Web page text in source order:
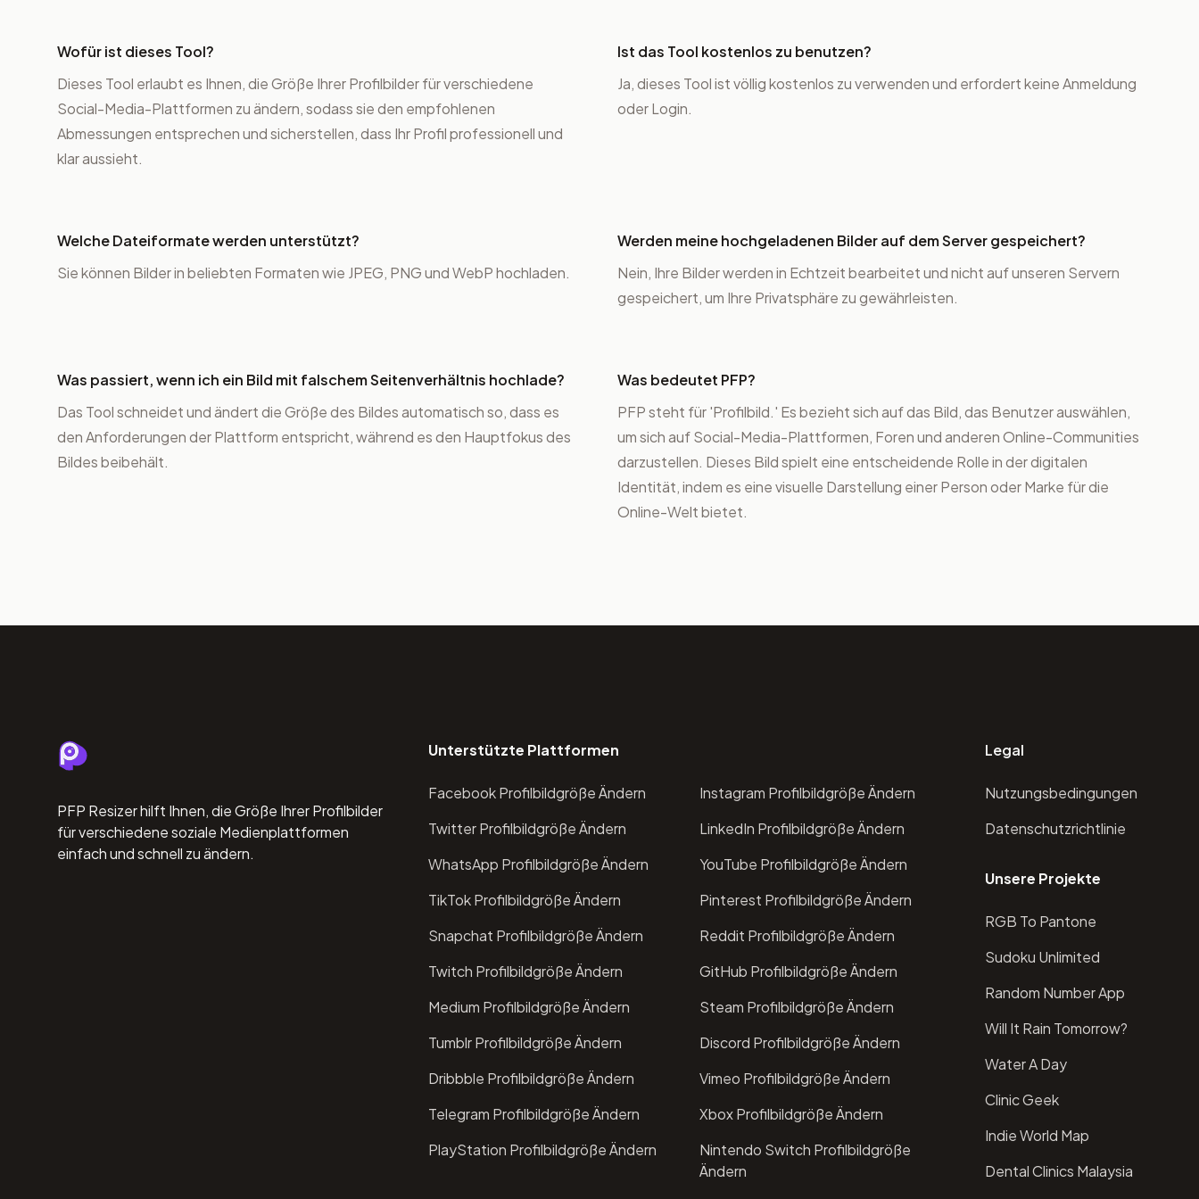
Wofür ist dieses Tool?
Dieses Tool erlaubt es Ihnen, die Größe Ihrer Profilbilder für verschiedene
Social-Media-Plattformen zu ändern, sodass sie den empfohlenen
Abmessungen entsprechen und sicherstellen, dass Ihr Profil professionell und
klar aussieht.
Ist das Tool kostenlos zu benutzen?
Ja, dieses Tool ist völlig kostenlos zu verwenden und erfordert keine Anmeldung
oder Login.
Welche Dateiformate werden unterstützt?
Sie können Bilder in beliebten Formaten wie JPEG, PNG und WebP hochladen.
Werden meine hochgeladenen Bilder auf dem Server gespeichert?
Nein, Ihre Bilder werden in Echtzeit bearbeitet und nicht auf unseren Servern
gespeichert, um Ihre Privatsphäre zu gewährleisten.
Was passiert, wenn ich ein Bild mit falschem Seitenverhältnis hochlade?
Das Tool schneidet und ändert die Größe des Bildes automatisch so, dass es
den Anforderungen der Plattform entspricht, während es den Hauptfokus des
Bildes beibehält.
Was bedeutet PFP?
PFP steht für 'Profilbild.' Es bezieht sich auf das Bild, das Benutzer auswählen,
um sich auf Social-Media-Plattformen, Foren und anderen Online-Communities
darzustellen. Dieses Bild spielt eine entscheidende Rolle in der digitalen
Identität, indem es eine visuelle Darstellung einer Person oder Marke für die
Online-Welt bietet.
PFP Resizer hilft Ihnen, die Größe Ihrer Profilbilder
für verschiedene soziale Medienplattformen
einfach und schnell zu ändern.
Unterstützte Plattformen
Facebook Profilbildgröße Ändern
Instagram Profilbildgröße Ändern
Twitter Profilbildgröße Ändern
LinkedIn Profilbildgröße Ändern
WhatsApp Profilbildgröße Ändern
YouTube Profilbildgröße Ändern
TikTok Profilbildgröße Ändern
Pinterest Profilbildgröße Ändern
Snapchat Profilbildgröße Ändern
Reddit Profilbildgröße Ändern
Twitch Profilbildgröße Ändern
GitHub Profilbildgröße Ändern
Medium Profilbildgröße Ändern
Steam Profilbildgröße Ändern
Tumblr Profilbildgröße Ändern
Discord Profilbildgröße Ändern
Dribbble Profilbildgröße Ändern
Vimeo Profilbildgröße Ändern
Telegram Profilbildgröße Ändern
Xbox Profilbildgröße Ändern
PlayStation Profilbildgröße Ändern
Nintendo Switch Profilbildgröße
Ändern
Legal
Nutzungsbedingungen
Datenschutzrichtlinie
Unsere Projekte
RGB To Pantone
Sudoku Unlimited
Random Number App
Will It Rain Tomorrow?
Water A Day
Clinic Geek
Indie World Map
Dental Clinics Malaysia